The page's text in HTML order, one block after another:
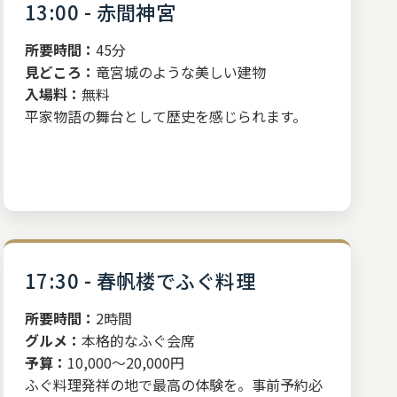
13:00 - 赤間神宮
所要時間： 45分
見どころ： 竜宮城のような美しい建物
入場料： 無料
平家物語の舞台として歴史を感じられます。
17:30 - 春帆楼でふぐ料理
所要時間： 2時間
グルメ： 本格的なふぐ会席
予算： 10,000～20,000円
ふぐ料理発祥の地で最高の体験を。事前予約必